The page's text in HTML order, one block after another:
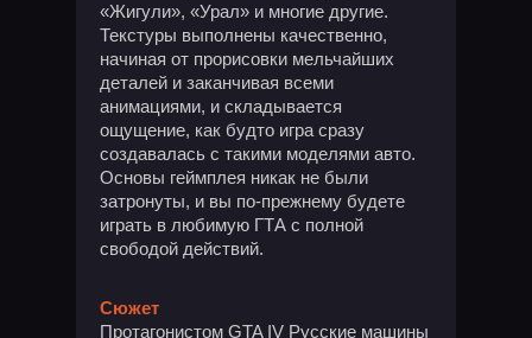
«Жигули», «Урал» и многие другие.
Текстуры выполнены качественно,
начиная от прорисовки мельчайших
деталей и заканчивая всеми
анимациями, и складывается
ощущение, как будто игра сразу
создавалась с такими моделями авто.
Основы геймплея никак не были
затронуты, и вы по-прежнему будете
играть в любимую ГТА с полной
свободой действий.
Сюжет
Протагонистом GTA IV Русские машины